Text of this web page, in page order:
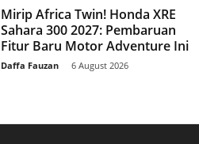
Mirip Africa Twin! Honda XRE
Sahara 300 2027: Pembaruan
Fitur Baru Motor Adventure Ini
Daffa Fauzan 6 August 2026